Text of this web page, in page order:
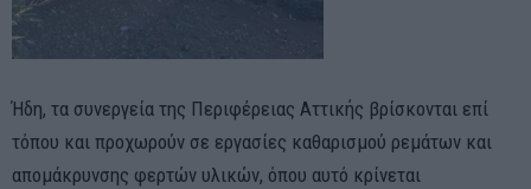
Ήδη, τα συνεργεία της Περιφέρειας Αττικής βρίσκονται επί
τόπου και προχωρούν σε εργασίες καθαρισμού ρεμάτων και
απομάκρυνσης φερτών υλικών, όπου αυτό κρίνεται